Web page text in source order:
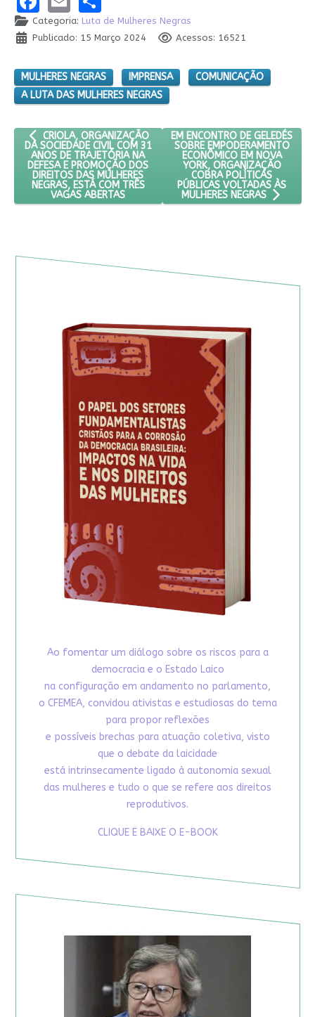
Categoria: Luta de Mulheres Negras
Publicado: 15 Março 2024
Acessos: 16521
MULHERES NEGRAS IMPRENSA
COMUNICAÇÃO
A LUTA DAS MULHERES NEGRAS
ARTIGO ANTERIOR: CRIOLA, ORGANIZAÇÃO DA SOCIEDADE
CRIOLA, ORGANIZAÇÃO
DA SOCIEDADE CIVIL COM 31
ANOS DE TRAJETÓRIA NA
DEFESA E PROMOÇÃO DOS
DIREITOS DAS MULHERES
NEGRAS, ESTÁ COM TRÊS
VAGAS ABERTAS
PRÓXIMO ARTIGO: EM
EM ENCONTRO DE GELEDÉS
SOBRE EMPODERAMENTO
ECONÔMICO EM NOVA
YORK, ORGANIZAÇÃO
COBRA POLÍTICAS
PÚBLICAS VOLTADAS ÀS
MULHERES NEGRAS
Ao fomentar um diálogo sobre os riscos para a
democracia e o Estado Laico
na configuração em andamento no parlamento,
o CFEMEA, convidou ativistas e estudiosas do tema
para propor reflexões
e possíveis brechas para atuação coletiva, visto
que o debate da laicidade
está intrinsecamente ligado à autonomia sexual
das mulheres e tudo o que se refere aos direitos
reprodutivos.
CLIQUE E BAIXE O E-BOOK